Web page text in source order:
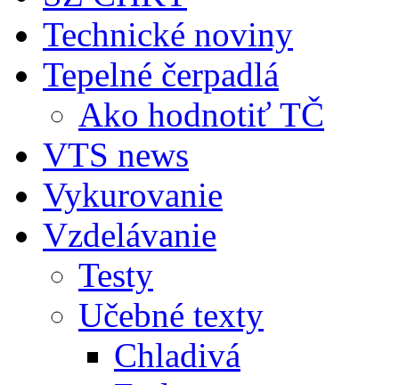
Technické noviny
Tepelné čerpadlá
Ako hodnotiť TČ
VTS news
Vykurovanie
Vzdelávanie
Testy
Učebné texty
Chladivá